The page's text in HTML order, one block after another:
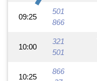
09:25
501
866
10:00
321
501
10:25
866